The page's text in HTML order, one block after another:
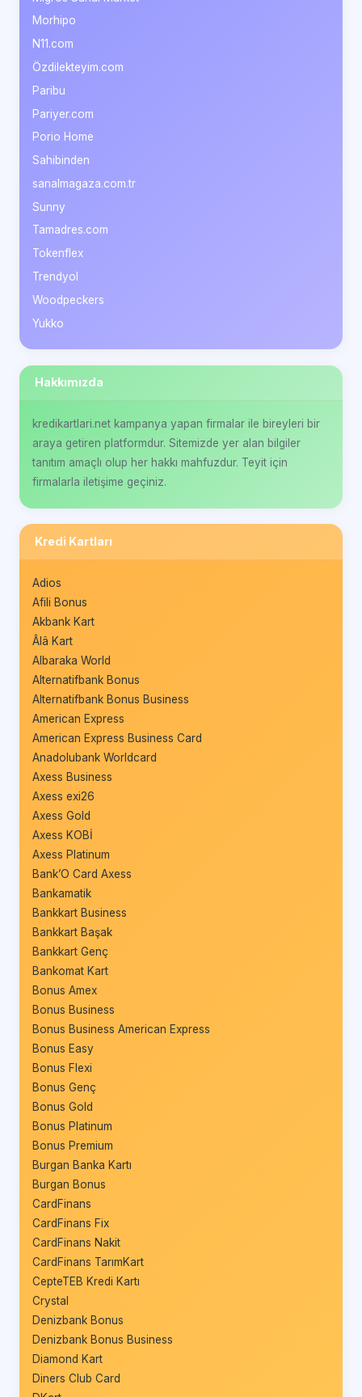
Morhipo
N11.com
Özdilekteyim.com
Paribu
Pariyer.com
Porio Home
Sahibinden
sanalmagaza.com.tr
Sunny
Tamadres.com
Tokenflex
Trendyol
Woodpeckers
Yukko
Hakkımızda
kredikartlari.net kampanya yapan firmalar ile bireyleri bir
araya getiren platformdur. Sitemizde yer alan bilgiler
tanıtım amaçlı olup her hakkı mahfuzdur. Teyit için
firmalarla iletişime geçiniz.
Kredi Kartları
Adios
Afili Bonus
Akbank Kart
Âlâ Kart
Albaraka World
Alternatifbank Bonus
Alternatifbank Bonus Business
American Express
American Express Business Card
Anadolubank Worldcard
Axess Business
Axess exi26
Axess Gold
Axess KOBİ
Axess Platinum
Bank’O Card Axess
Bankamatik
Bankkart Business
Bankkart Başak
Bankkart Genç
Bankomat Kart
Bonus Amex
Bonus Business
Bonus Business American Express
Bonus Easy
Bonus Flexi
Bonus Genç
Bonus Gold
Bonus Platinum
Bonus Premium
Burgan Banka Kartı
Burgan Bonus
CardFinans
CardFinans Fix
CardFinans Nakit
CardFinans TarımKart
CepteTEB Kredi Kartı
Crystal
Denizbank Bonus
Denizbank Bonus Business
Diamond Kart
Diners Club Card